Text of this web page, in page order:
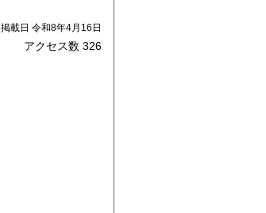
掲載日 令和8年4月16日
アクセス数 326